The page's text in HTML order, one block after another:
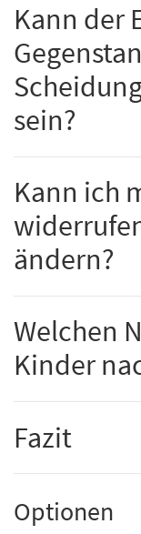
Kann der
sein?
Kann ich
ändern?
Welchen
Kinder
Fazit
Optionen